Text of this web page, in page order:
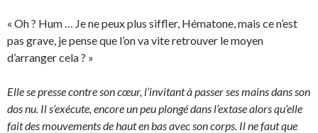
« Oh ? Hum … Je ne peux plus siffler, Hématone, mais ce n’est
pas grave, je pense que l’on va vite retrouver le moyen
d’arranger cela ? »
Elle se presse contre son cœur, l’invitant à passer ses mains dans son
dos nu. Il s’exécute, encore un peu plongé dans l’extase alors qu’elle
fait des mouvements de haut en bas avec son corps. Il ne faut que